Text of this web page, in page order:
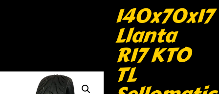
140x70x17
Llanta
R17 KTO
TL